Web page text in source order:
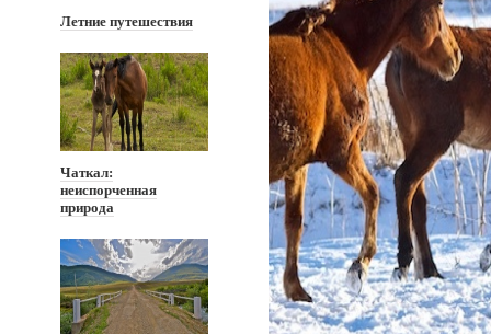
Летние путешествия
Чаткал:
неиспорченная
природа